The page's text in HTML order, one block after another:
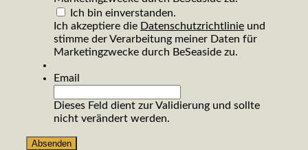
Ich bin einverstanden.
Ich akzeptiere die Datenschutzrichtlinie und
stimme der Verarbeitung meiner Daten für
Marketingzwecke durch BeSeaside zu.
Email
Dieses Feld dient zur Validierung und sollte
nicht verändert werden.